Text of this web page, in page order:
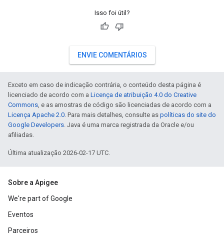
Isso foi útil?
ENVIE COMENTÁRIOS
Exceto em caso de indicação contrária, o conteúdo desta página é
licenciado de acordo com a Licença de atribuição 4.0 do Creative
Commons, e as amostras de código são licenciadas de acordo com a
Licença Apache 2.0. Para mais detalhes, consulte as políticas do site do
Google Developers. Java é uma marca registrada da Oracle e/ou
afiliadas.
Última atualização 2026-02-17 UTC.
Sobre a Apigee
We're part of Google
Eventos
Parceiros